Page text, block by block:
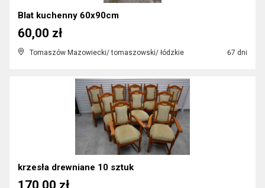
Blat kuchenny 60x90cm
Tomaszów Mazowiecki/ tomaszowski/ łódzkie 67 dni
60,00 zł
krzesła drewniane 10 sztuk
170,00 zł